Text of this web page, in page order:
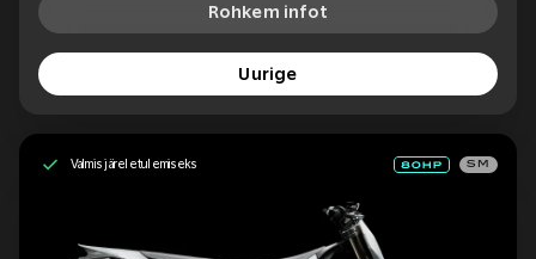
Rohkem infot
Uurige
Valmis järeletulemiseks SM